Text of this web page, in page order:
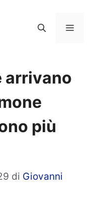
Menu
arrivano
più
di Giovanni